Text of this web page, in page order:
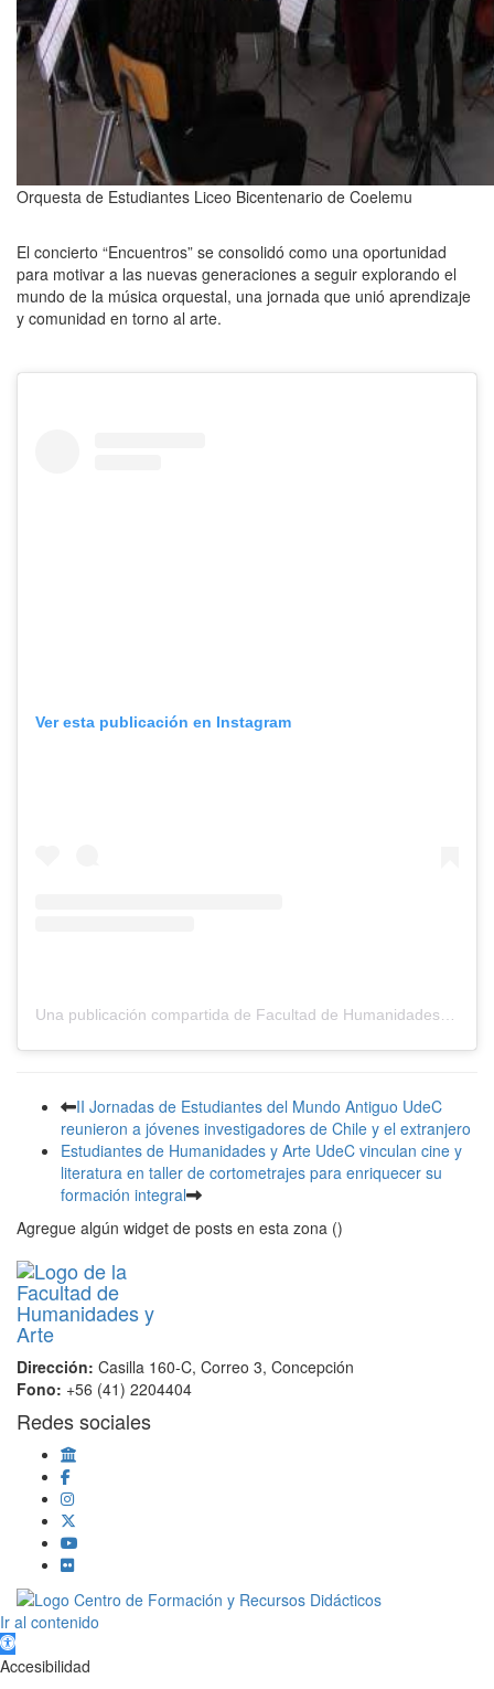
Orquesta de Estudiantes Liceo Bicentenario de Coelemu
El concierto “Encuentros” se consolidó como una oportunidad
para motivar a las nuevas generaciones a seguir explorando el
mundo de la música orquestal, una jornada que unió aprendizaje
y comunidad en torno al arte.
Ver esta publicación en Instagram
II Jornadas de Estudiantes del Mundo Antiguo UdeC
reunieron a jóvenes investigadores de Chile y el extranjero
Estudiantes de Humanidades y Arte UdeC vinculan cine y
literatura en taller de cortometrajes para enriquecer su
formación integral
Agregue algún widget de posts en esta zona ()
Dirección: Casilla 160-C, Correo 3, Concepción
Fono: +56 (41) 2204404
Redes sociales
Scroll
Up
Ir al contenido
Abrir barra de herramientas
Accesibilidad